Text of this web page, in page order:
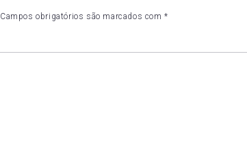
Campos obrigatórios são marcados com*